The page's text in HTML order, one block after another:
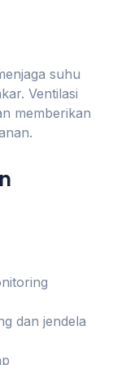
suhu
Ventilasi
memberikan
dan jendela